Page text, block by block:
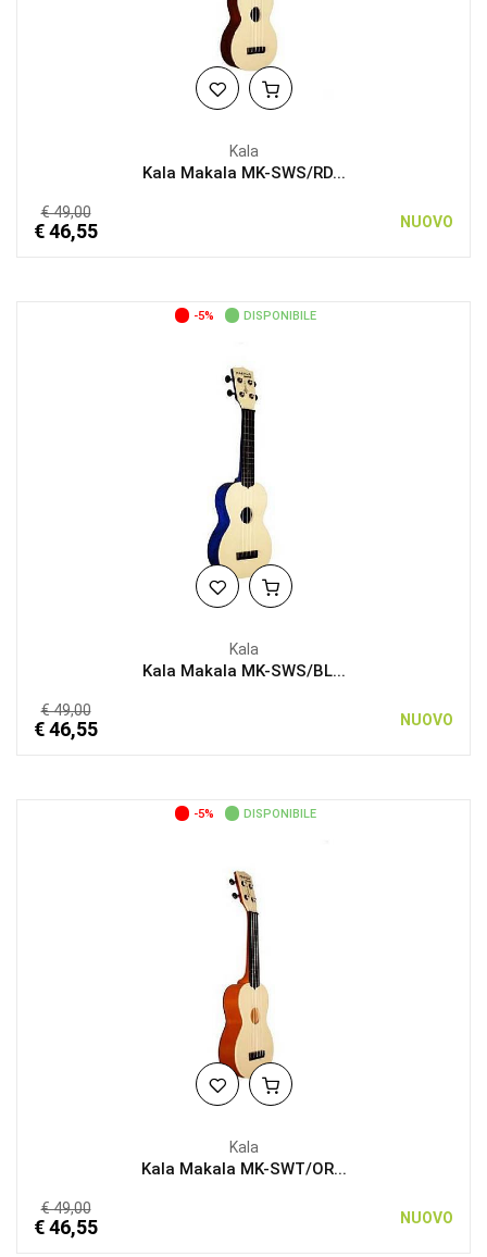
Kala
Kala Makala MK-SWS/RD...
€ 49,00
€ 46,55 NUOVO
-5% DISPONIBILE
Kala
Kala Makala MK-SWS/BL...
€ 49,00
€ 46,55 NUOVO
-5% DISPONIBILE
Kala
Kala Makala MK-SWT/OR...
€ 49,00
€ 46,55 NUOVO